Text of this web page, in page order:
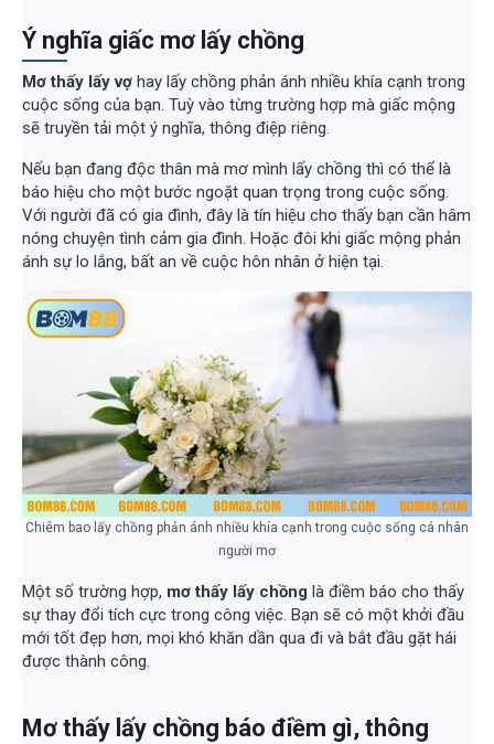
Ý nghĩa giấc mơ lấy chồng
Mơ thấy lấy vợ hay lấy chồng phản ánh nhiều khía cạnh trong
cuộc sống của bạn. Tuỳ vào từng trường hợp mà giấc mộng
sẽ truyền tải một ý nghĩa, thông điệp riêng.
Nếu bạn đang độc thân mà mơ mình lấy chồng thì có thể là
báo hiệu cho một bước ngoặt quan trọng trong cuộc sống.
Với người đã có gia đình, đây là tín hiệu cho thấy bạn cần hâm
nóng chuyện tình cảm gia đình. Hoặc đôi khi giấc mộng phản
ánh sự lo lắng, bất an về cuộc hôn nhân ở hiện tại.
Chiêm bao lấy chồng phản ánh nhiều khía cạnh trong cuộc sống cá nhân
người mơ
Một số trường hợp, mơ thấy lấy chồng là điềm báo cho thấy
sự thay đổi tích cực trong công việc. Bạn sẽ có một khởi đầu
mới tốt đẹp hơn, mọi khó khăn dần qua đi và bắt đầu gặt hái
được thành công.
Mơ thấy lấy chồng báo điềm gì, thông